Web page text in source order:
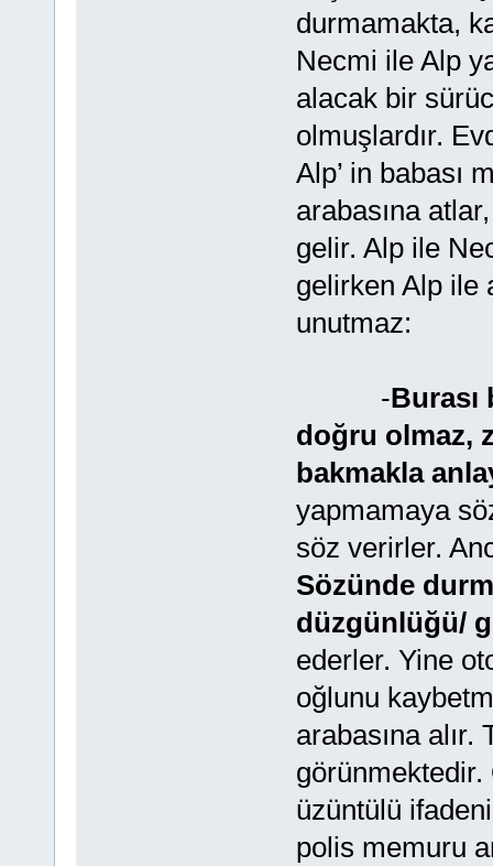
durmamakta,
Necmi ile Alp
alacak bir
olmuşlardır.
Alp’ in babası
arabasına
gelir. Alp ile
gelirken Alp ile
unutmaz:
-
doğru olmaz,
bakmakla
yapmamaya
söz verirler.
Sözünde
düzgünlüğü/
ederler. Yine
oğlunu
arabasına alır.
görünmektedir.
üzüntülü
polis memuru